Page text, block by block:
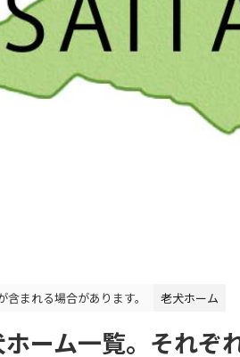
まれる場合があります。 老犬ホーム
ーム一覧。それぞ